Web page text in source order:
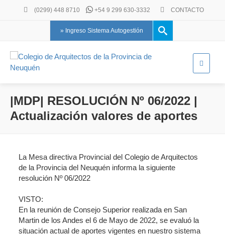
(0299) 448 8710 +54 9 299 630-3332 CONTACTO
» Ingreso Sistema Autogestión
|MDP| RESOLUCIÓN Nº 06/2022 |
Actualización valores de aportes
La Mesa directiva Provincial del Colegio de Arquitectos
de la Provincia del Neuquén informa la siguiente
resolución Nº 06/2022⠀
VISTO:⠀
En la reunión de Consejo Superior realizada en San
Martin de los Andes el 6 de Mayo de 2022, se evaluó la
situación actual de aportes vigentes en nuestro sistema